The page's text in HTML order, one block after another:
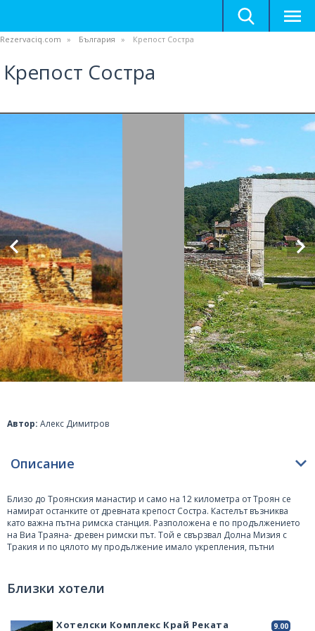
Rezervaciq.com България Крепост Состра
Крепост Состра
Автор: Алекс Димитров
Описание
Близо до Троянския манастир и само на 12 километра отТроян се
намират останките от древната крепост Состра. Кастелът възниква
като важна пътна римска станция. Разположена е по продължението
на Виа Траяна- древен римски път. Той е свързвал Долна Мизия с
Тракия и по цялото му продължение имало укрепления, пътни
Една от тях е Состра. Построена е през 2 век и съществува до 5 век.
Най-ранната датировка на името идва от 4 век. Според историците
Значението се свързвало с географското положение на кастела. Той е
Близки хотели
9.00
Хотелски Комплекс Край Реката